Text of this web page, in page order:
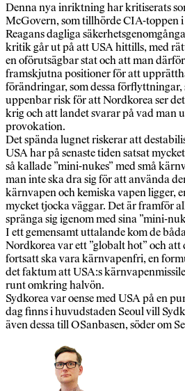
Denna nya inriktning har kritiserats
McGovern, som tillhörde CIA-toppen i
Reagans dagliga
kritik går ut på att USA hittills, med
en oförutsägbar stat och att man
framskjutna positioner för att
förändringar, som dessa
uppenbar risk för att Nordkorea ser
krig och att landet svarar på vad man
provokation.
Det spända lugnet riskerar att
USA har på senaste tiden satsat
så kallade ”mini-nukes” med små
man inte ska dra sig för att använda
kärnvapen och kemiska vapen ligger,
mycket tjocka väggar. Det är framför
spränga sig igenom med sina ”mini-
I ett gemensamt uttalande kom de
Nordkorea var ett ”globalt hot” och
fortsatt ska vara kärnvapenfri, en
det faktum att USA:s
runt omkring halvön.
Sydkorea var oense med USA på en
dag finns i huvudstaden Seoul vill
även dessa till OSanbasen, söder om